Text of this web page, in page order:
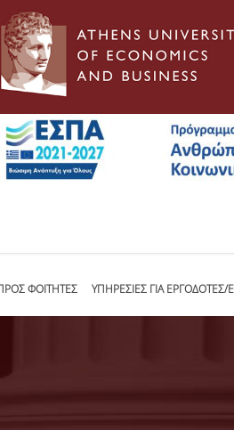
ΦΟΙΤΗΤΕΣ ΥΠΗΡΕΣΙΕΣ ΓΙΑ ΕΡΓΟΔΟΤΕΣ/